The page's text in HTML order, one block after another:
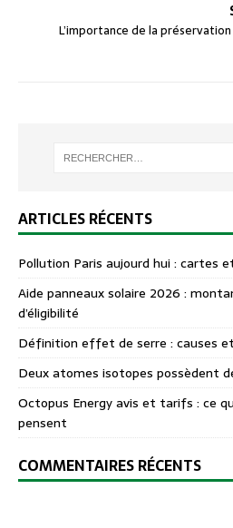
L’importance de la
ARTICLES RÉCENTS
Pollution Paris aujourd hui : cartes
Aide panneaux solaire 2026 :
d’éligibilité
Définition effet de serre : causes
Deux atomes isotopes possèdent
Octopus Energy avis et tarifs : ce
pensent
COMMENTAIRES RÉCENTS